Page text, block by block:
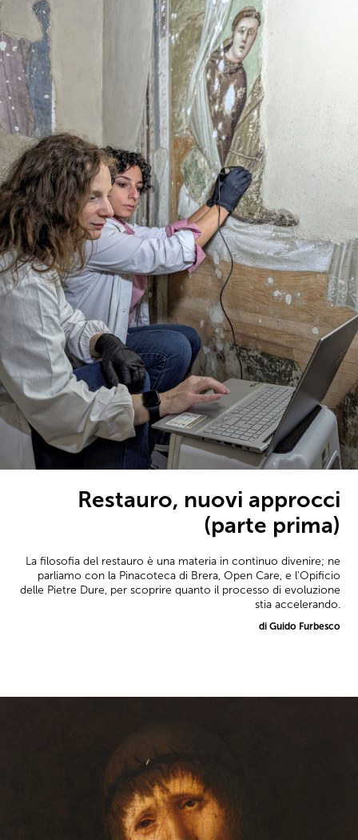
Restauro, nuovi approcci
(parte prima)
La filosofia del restauro è una materia in continuo divenire; ne
parliamo con la Pinacoteca di Brera, Open Care, e l'Opificio
delle Pietre Dure, per scoprire quanto il processo di evoluzione
stia accelerando.
di Guido Furbesco